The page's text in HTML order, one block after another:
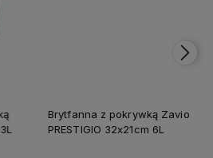
Brytfanna z pokrywką Zavio
PRESTIGIO 32x21cm 6L